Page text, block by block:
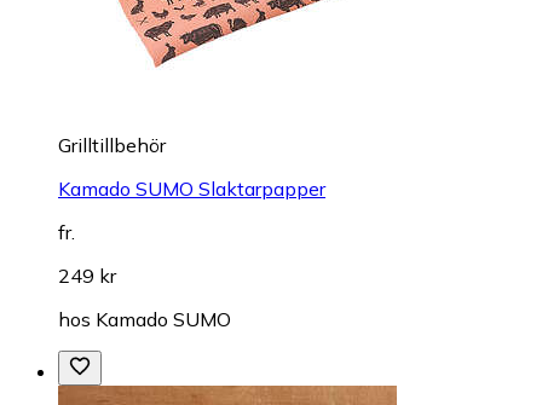
Grilltillbehör
Kamado SUMO Slaktarpapper
fr.
249 kr
hos Kamado SUMO